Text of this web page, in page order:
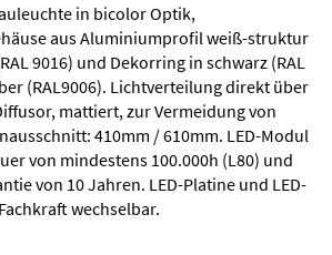
in bicolor Optik,
aus Aluminiumprofil weiß-struktur
9016) und Dekorring in schwarz (RAL
(RAL9006). Lichtverteilung direkt über
mattiert, zur Vermeidung von
410mm / 610mm. LED-Modul
von mindestens 100.000h (L80) und
von 10 Jahren. LED-Platine und LED-
wechselbar.